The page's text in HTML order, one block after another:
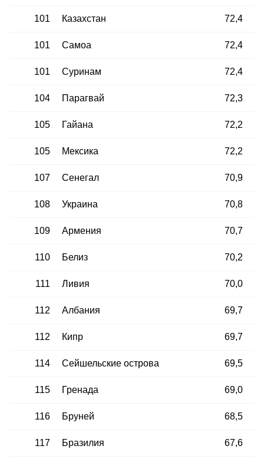
101 Казахстан 72,4
101 Самоа 72,4
101 Суринам 72,4
104 Парагвай 72,3
105 Гайана 72,2
105 Мексика 72,2
107 Сенегал 70,9
108 Украина 70,8
109 Армения 70,7
110 Белиз 70,2
111 Ливия 70,0
112 Албания 69,7
112 Кипр 69,7
114 Сейшельские острова 69,5
115 Гренада 69,0
116 Бруней 68,5
117 Бразилия 67,6